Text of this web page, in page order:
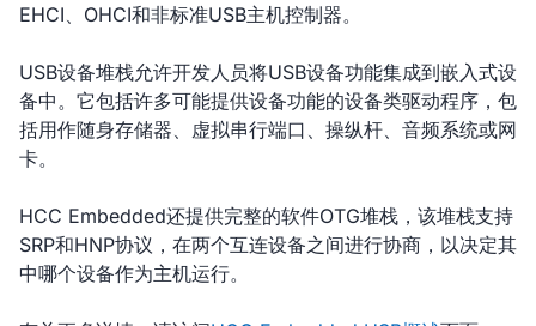
EHCI、OHCI和非标准USB主机控制器。
USB设备堆栈允许开发人员将USB设备功能集成到嵌入式设
备中。它包括许多可能提供设备功能的设备类驱动程序，包
括用作随身存储器、虚拟串行端口、操纵杆、音频系统或网
卡。
HCC Embedded还提供完整的软件OTG堆栈，该堆栈支持
SRP和HNP协议，在两个互连设备之间进行协商，以决定其
中哪个设备作为主机运行。